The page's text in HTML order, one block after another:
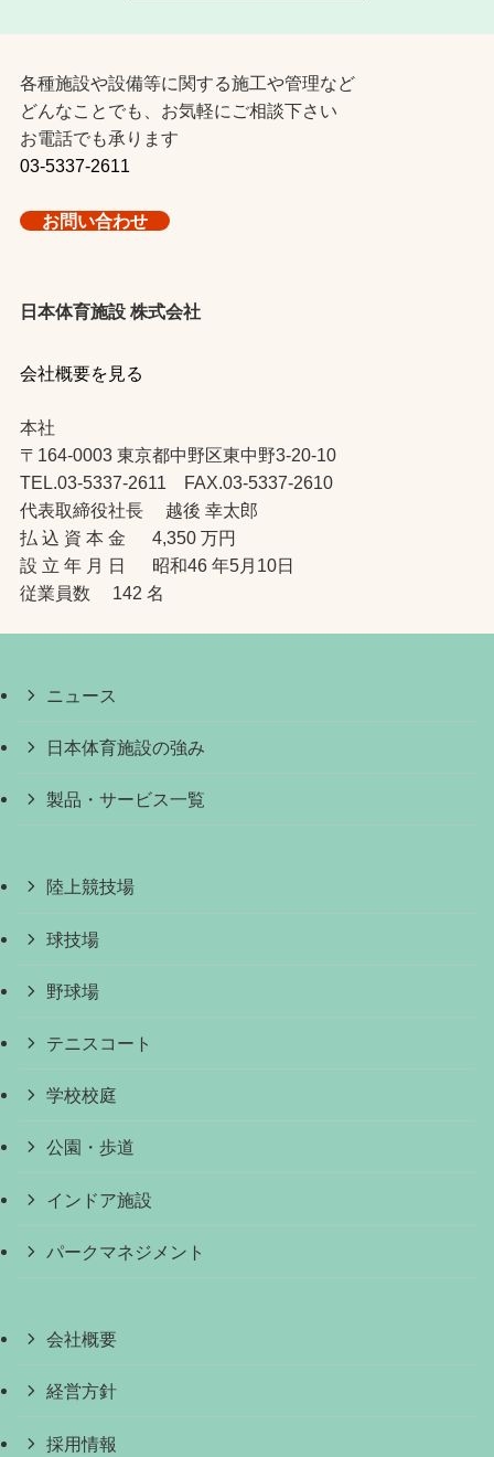
各種施設や設備等に関する施工や管理など
どんなことでも、お気軽にご相談下さい
お電話でも承ります
03-5337-2611
お問い合わせ
日本体育施設 株式会社
会社概要を見る
本社
〒164-0003 東京都中野区東中野3-20-10
TEL.03-5337-2611 FAX.03-5337-2610
代表取締役社長 越後 幸太郎
払 込 資 本 金 4,350 万円
設 立 年 月 日 昭和46 年5月10日
従業員数 142 名
ニュース
日本体育施設の強み
製品・サービス一覧
陸上競技場
球技場
野球場
テニスコート
学校校庭
公園・歩道
インドア施設
パークマネジメント
会社概要
経営方針
採用情報